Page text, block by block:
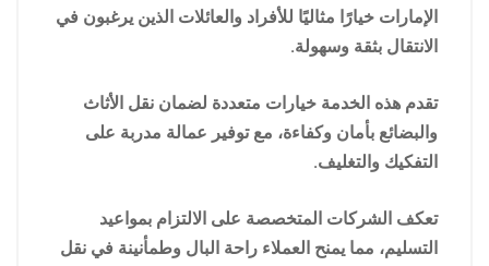
الإمارات خيارًا مثاليًا للأفراد والعائلات الذين يرغبون في
الانتقال بثقة وسهولة.
تقدم هذه الخدمة خيارات متعددة لضمان نقل الأثاث
والبضائع بأمان وكفاءة، مع توفير عمالة مدربة على
التفكيك والتغليف.
تعكف الشركات المتخصصة على الالتزام بمواعيد
التسليم، مما يمنح العملاء راحة البال وطمأنينة في نقل